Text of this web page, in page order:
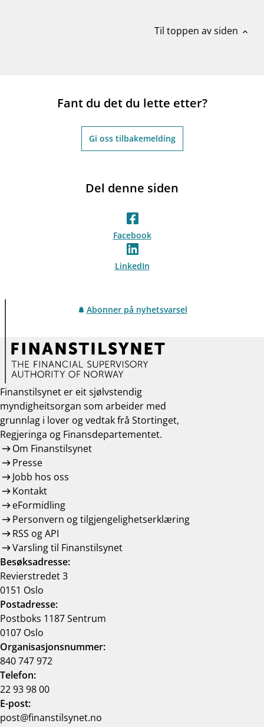
Til toppen av siden expand_less
Fant du det du lette etter?
Gi oss tilbakemelding
Del denne siden
Facebook
LinkedIn
Abonner på nyhetsvarsel
Finanstilsynet er eit sjølvstendig
myndigheitsorgan som arbeider med
grunnlag i lover og vedtak frå Stortinget,
Regjeringa og Finansdepartementet.
Om Finanstilsynet
Presse
Jobb hos oss
Kontakt
eFormidling
Personvern og tilgjengelighetserklæring
RSS og API
Varsling til Finanstilsynet
Besøksadresse:
Revierstredet 3
0151 Oslo
Postadresse:
Postboks 1187 Sentrum
0107 Oslo
Organisasjonsnummer:
840 747 972
Telefon:
22 93 98 00
E-post:
post@finanstilsynet.no